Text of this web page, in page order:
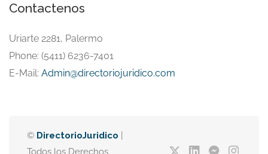
Contactenos
Uriarte 2281, Palermo
Phone: (5411) 6236-7401
E-Mail: Admin@directoriojuridico.com
© DirectorioJuridico
Todos los Derechos